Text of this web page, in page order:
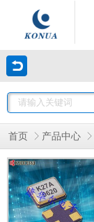
首页 产品中心